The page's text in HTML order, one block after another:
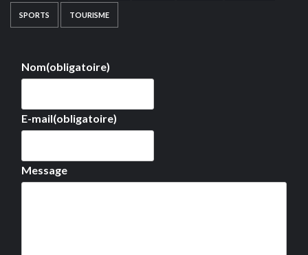
SPORTS TOURISME
Nom(obligatoire)
E-mail(obligatoire)
Message